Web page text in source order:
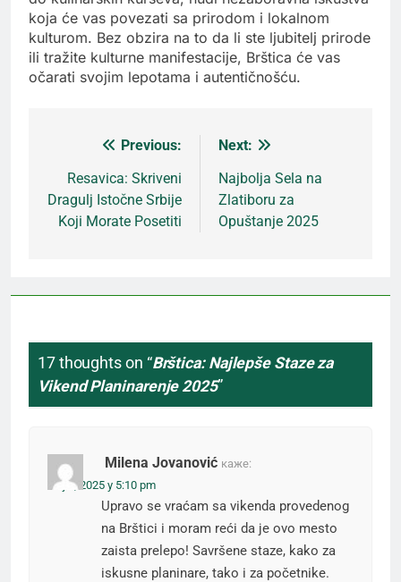
koja će vas povezati sa prirodom i lokalnom
kulturom. Bez obzira na to da li ste ljubitelj prirode
ili tražite kulturne manifestacije, Brštica će vas
očarati svojim lepotama i autentičnošću.
Кретање
чланка
Previous:
Resavica: Skriveni
Dragulj Istočne Srbije
Koji Morate Posetiti
Next:
Najbolja Sela na
Zlatiboru za
Opuštanje 2025
17 thoughts on “Brštica: Najlepše Staze za
Vikend Planinarenje 2025”
Milena Jovanović каже:
мај 8, 2025 у 5:10 pm
Upravo se vraćam sa vikenda provedenog
na Brštici i moram reći da je ovo mesto
zaista prelepo! Savršene staze, kako za
iskusne planinare, tako i za početnike.